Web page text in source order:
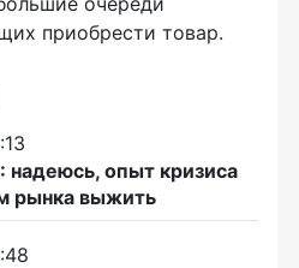
приобрести товар.
опыт кризиса
рынка выжить